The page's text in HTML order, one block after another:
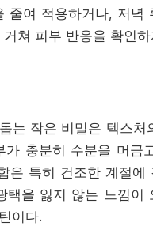
줄여 적용하거나, 저녁
쳐 피부 반응을 확인하
는 작은 비밀은 텍스처
충분히 수분을 머금
은 특히 건조한 계절에
택을 잃지 않는 느낌이
이다.